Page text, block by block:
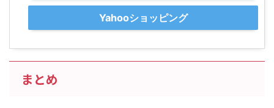
Yahooショッピング
まとめ